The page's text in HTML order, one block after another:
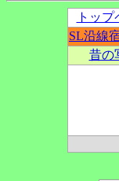
トッ
SL沿線
昔の